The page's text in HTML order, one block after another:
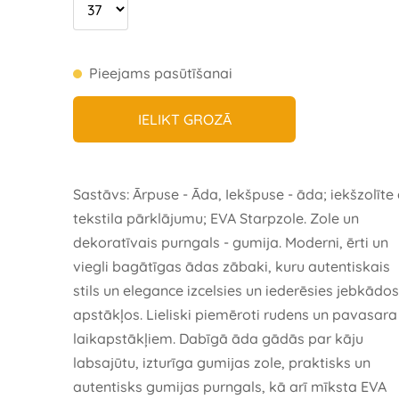
Pieejams pasūtīšanai
IELIKT GROZĀ
Sastāvs: Ārpuse - Āda, Iekšpuse - āda; iekšzolīte
tekstila pārklājumu; EVA Starpzole. Zole un
dekoratīvais purngals - gumija. Moderni, ērti un
viegli bagātīgas ādas zābaki, kuru autentiskais
stils un elegance izcelsies un iederēsies jebkādos
apstākļos. Lieliski piemēroti rudens un pavasara
laikapstākļiem. Dabīgā āda gādās par kāju
labsajūtu, izturīga gumijas zole, praktisks un
autentisks gumijas purngals, kā arī mīksta EVA